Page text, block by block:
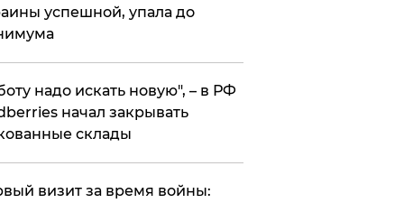
успешной, упала до
надо искать новую", – в РФ
начал закрывать
склады
визит за время войны: